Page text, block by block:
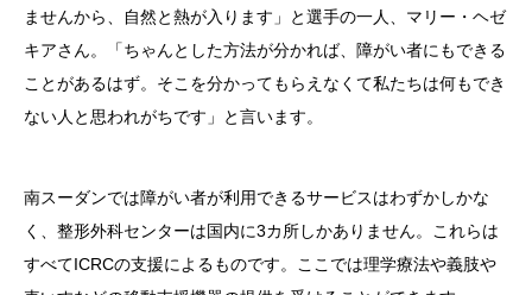
ませんから、自然と熱が入ります」と選手の一人、マリー・ヘゼ
キアさん。「ちゃんとした方法が分かれば、障がい者にもできる
ことがあるはず。そこを分かってもらえなくて私たちは何もでき
ない人と思われがちです」と言います。
南スーダンでは障がい者が利用できるサービスはわずかしかな
く、整形外科センターは国内に3カ所しかありません。これらは
すべてICRCの支援によるものです。ここでは理学療法や義肢や